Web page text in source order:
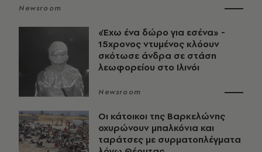
Newsroom
«Έχω ένα δώρο για εσένα» -
15χρονος ντυμένος κλόουν
σκότωσε άνδρα σε στάση
λεωφορείου στο Ιλινόι
Newsroom
Οι κάτοικοι της Βαρκελώνης
οχυρώνουν μπαλκόνια και
ταράτσες με συρματοπλέγματα